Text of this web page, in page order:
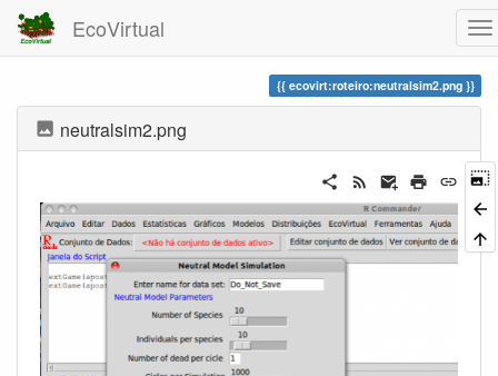
EcoVirtual
ecovirt:roteiro:neutralsim2.png
neutralsim2.png